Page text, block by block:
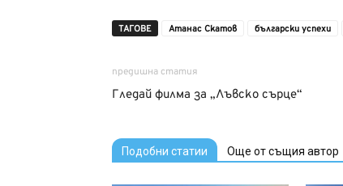
ТАГОВЕ Атанас Скатов български успехи
предишна статия
Гледай филма за „Лъвско сърце“
Подобни статии Още от същия автор